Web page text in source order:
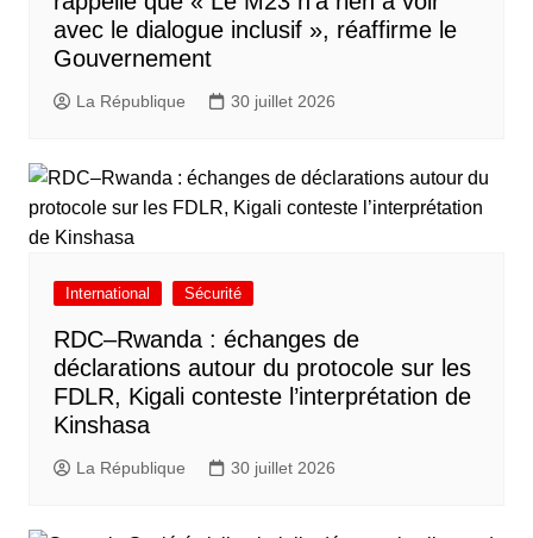
avec le dialogue inclusif », réaffirme le
Gouvernement
La République 30 juillet 2026
International Sécurité
RDC–Rwanda : échanges de
déclarations autour du protocole sur les
FDLR, Kigali conteste l’interprétation de
Kinshasa
La République 30 juillet 2026